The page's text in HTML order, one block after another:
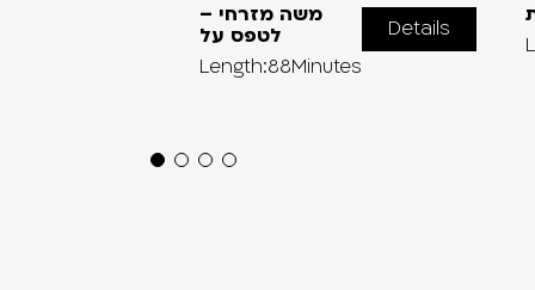
משה מזרחי –
לטפס על
Length:88Minutes
Details